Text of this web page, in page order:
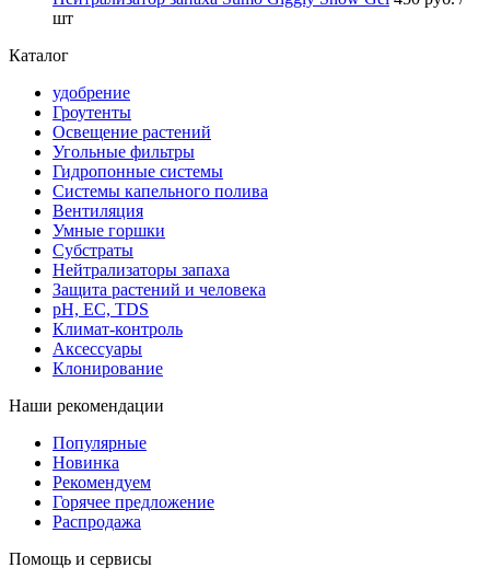
шт
Каталог
удобрение
Гроутенты
Освещение растений
Угольные фильтры
Гидропонные системы
Системы капельного полива
Вентиляция
Умные горшки
Субстраты
Нейтрализаторы запаха
Защита растений и человека
pH, EC, TDS
Климат-контроль
Аксессуары
Клонирование
Наши рекомендации
Популярные
Новинка
Рекомендуем
Горячее предложение
Распродажа
Помощь и сервисы